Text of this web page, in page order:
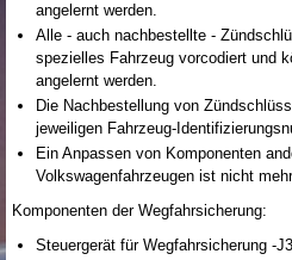
angelernt werden.
Alle - auch nachbestellte -
spezielles Fahrzeug vorcodiert und
angelernt werden.
Die Nachbestellung von
jeweiligen Fahrzeug-
Ein Anpassen von Komponenten
Volkswagenfahrzeugen ist nicht
Komponenten der Wegfahrsicherung:
Steuergerät für Wegfahrsicherung -